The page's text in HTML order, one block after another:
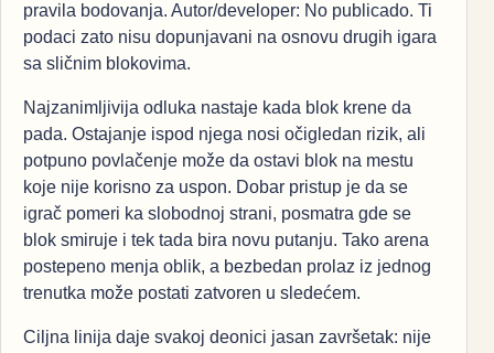
pravila bodovanja. Autor/developer: No publicado. Ti
podaci zato nisu dopunjavani na osnovu drugih igara
sa sličnim blokovima.
Najzanimljivija odluka nastaje kada blok krene da
pada. Ostajanje ispod njega nosi očigledan rizik, ali
potpuno povlačenje može da ostavi blok na mestu
koje nije korisno za uspon. Dobar pristup je da se
igrač pomeri ka slobodnoj strani, posmatra gde se
blok smiruje i tek tada bira novu putanju. Tako arena
postepeno menja oblik, a bezbedan prolaz iz jednog
trenutka može postati zatvoren u sledećem.
Ciljna linija daje svakoj deonici jasan završetak: nije